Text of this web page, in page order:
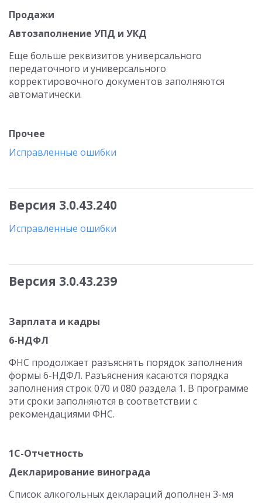
Продажи
Автозаполнение УПД и УКД
Еще больше реквизитов универсального
передаточного и универсального
корректировочного документов заполняются
автоматически.
Прочее
Исправленные ошибки
Версия 3.0.43.240
Исправленные ошибки
Версия 3.0.43.239
Зарплата и кадры
6-НДФЛ
ФНС продолжает разъяснять порядок заполнения
формы 6-НДФЛ. Разъяснения касаются порядка
заполнения строк 070 и 080 раздела 1. В программе
эти сроки заполняются в соответствии с
рекомендациями ФНС.
1С-Отчетность
Декларирование винограда
Список алкогольных деклараций дополнен 3-мя